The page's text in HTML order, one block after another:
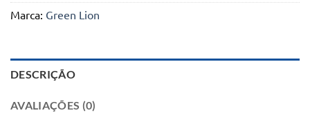
Marca: Green Lion
DESCRIÇÃO
AVALIAÇÕES (0)